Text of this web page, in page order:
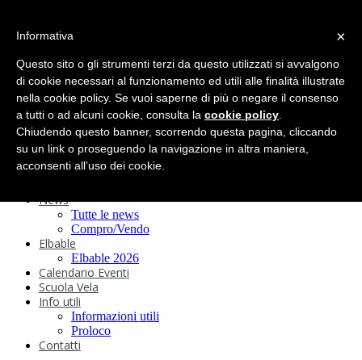
Circolo
Statuto e
Regolamenti
Storia
Ormeggi
Sede e Servizi
Attività
Safeguarding
News
Tutte le news
Compro/Vendo
Elbable
Elbable 2026
Calendario Eventi
Scuola Vela
Info utili
Informazioni utili
Proloco
Contatti
×
Informativa
Questo sito o gli strumenti terzi da questo utilizzati si avvalgono
di cookie necessari al funzionamento ed utili alle finalità illustrate
nella cookie policy. Se vuoi saperne di più o negare il consenso
a tutti o ad alcuni cookie, consulta la cookie policy
Chiudendo questo banner, scorrendo questa pagina, cliccando
su un link o proseguendo la navigazione in altra maniera,
acconsenti all’uso dei cookie.